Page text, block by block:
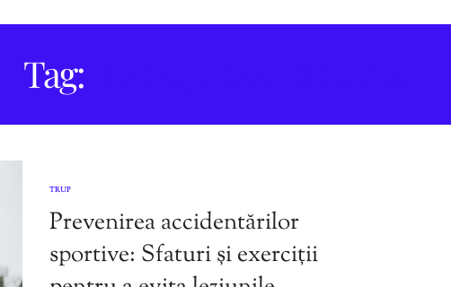
Tag:
TRUP
Prevenirea accidentărilor
sportive: Sfaturi și exerciții